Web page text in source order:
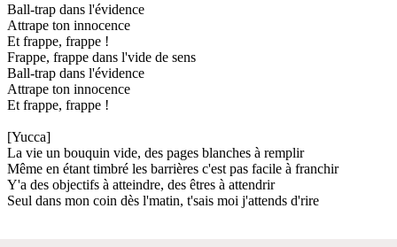
Ball-trap dans l'évidence
Attrape ton innocence
Et frappe, frappe !
Frappe, frappe dans l'vide de sens
Ball-trap dans l'évidence
Attrape ton innocence
Et frappe, frappe !
[Yucca]
La vie un bouquin vide, des pages blanches à remplir
Même en étant timbré les barrières c'est pas facile à franchir
Y'a des objectifs à atteindre, des êtres à attendrir
Seul dans mon coin dès l'matin, t'sais moi j'attends d'rire